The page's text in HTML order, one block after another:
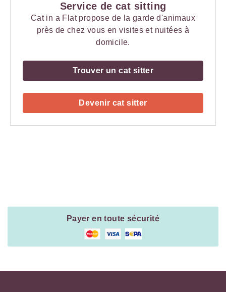
Service de cat sitting
Cat in a Flat propose de la garde d'animaux
près de chez vous en visites et nuitées à
domicile.
Trouver un cat sitter
Devenir cat sitter
Payer en toute sécurité